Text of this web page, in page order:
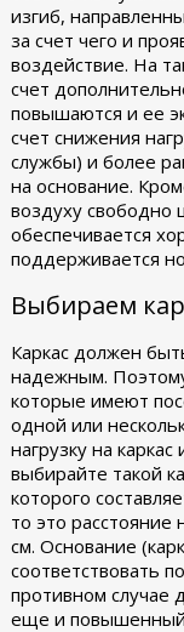
изгиб,
за счет чего и
воздействие. На
счет
повышаются и ее
счет снижения
службы) и более
на основание.
воздуху свободно
обеспечивается
поддерживается
Выбираем
Каркас должен
надежным.
которые имеют
одной или
нагрузку на каркас
выбирайте такой
которого
то это
см. Основание
соответствовать
противном случае
еще и повышенный